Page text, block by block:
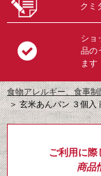
クミ
ショ
品の
ます
食物アレルギー、食事
＞玄米あんパン ３個入
ご利用に際
商品